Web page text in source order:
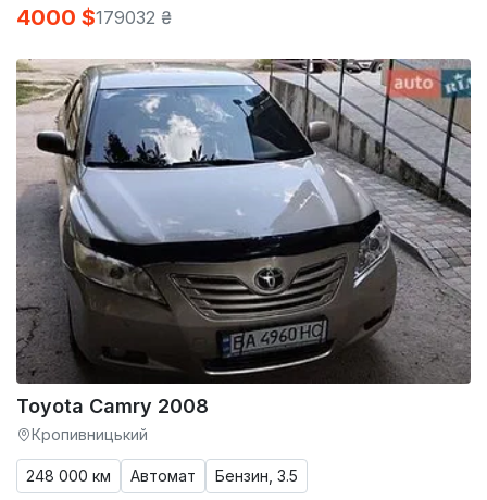
4000 $179032 ₴
Toyota Camry 2008
Кропивницький
248 000 км Автомат Бензин, 3.5